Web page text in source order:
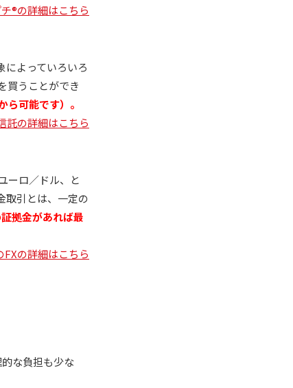
®の詳細はこちら
によっていろいろ
買うことができ
可能です）。
託の詳細はこちら
ーロ／ドル、と
取引とは、一定の
拠金があれば最
の詳細はこちら
な負担も少な